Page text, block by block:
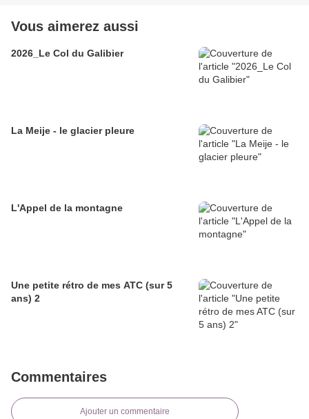
Vous aimerez aussi
2026_Le Col du Galibier
La Meije - le glacier pleure
L'Appel de la montagne
Une petite rétro de mes ATC (sur 5
ans) 2
Commentaires
Ajouter un commentaire